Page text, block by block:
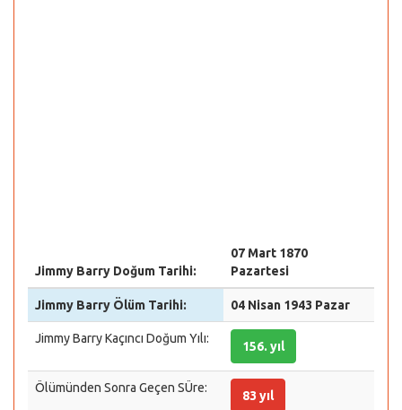
Jimmy Barry Doğum Tarihi:
07 Mart 1870
Pazartesi
Jimmy Barry Ölüm Tarihi: 04 Nisan 1943 Pazar
Jimmy Barry Kaçıncı Doğum Yılı:
156. yıl
Ölümünden Sonra Geçen SÜre:
83 yıl